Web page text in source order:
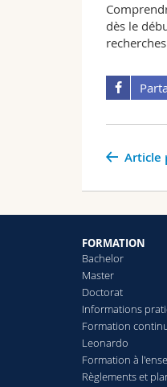
dès le
Article
FORMATION
Bachelor
Master
Doctorat
Informations
Formation
Leonardo
Formation à
Règlements et